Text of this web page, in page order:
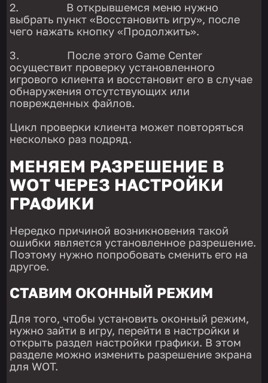
2. В открывшемся меню нужно
выбрать пункт «Восстановить игру», после
чего нажать кнопку «Продолжить».
3. После этого Game Center
осуществит проверку установленного
игрового клиента и восстановит его в случае
обнаружения отсутствующих или
поврежденных файлов.
Цикл проверки клиента может повторяться
несколько раз подряд.
МЕНЯЕМ РАЗРЕШЕНИЕ В
WOT ЧЕРЕЗ НАСТРОЙКИ
ГРАФИКИ
Нередко причиной возникновения такой
ошибки является установленное разрешение.
Поэтому нужно попробовать сменить его на
другое.
СТАВИМ ОКОННЫЙ РЕЖИМ
Для того, чтобы установить оконный режим,
нужно зайти в игру, перейти в настройки и
открыть раздел настройки графики. В этом
разделе можно изменить разрешение экрана
для WOT.